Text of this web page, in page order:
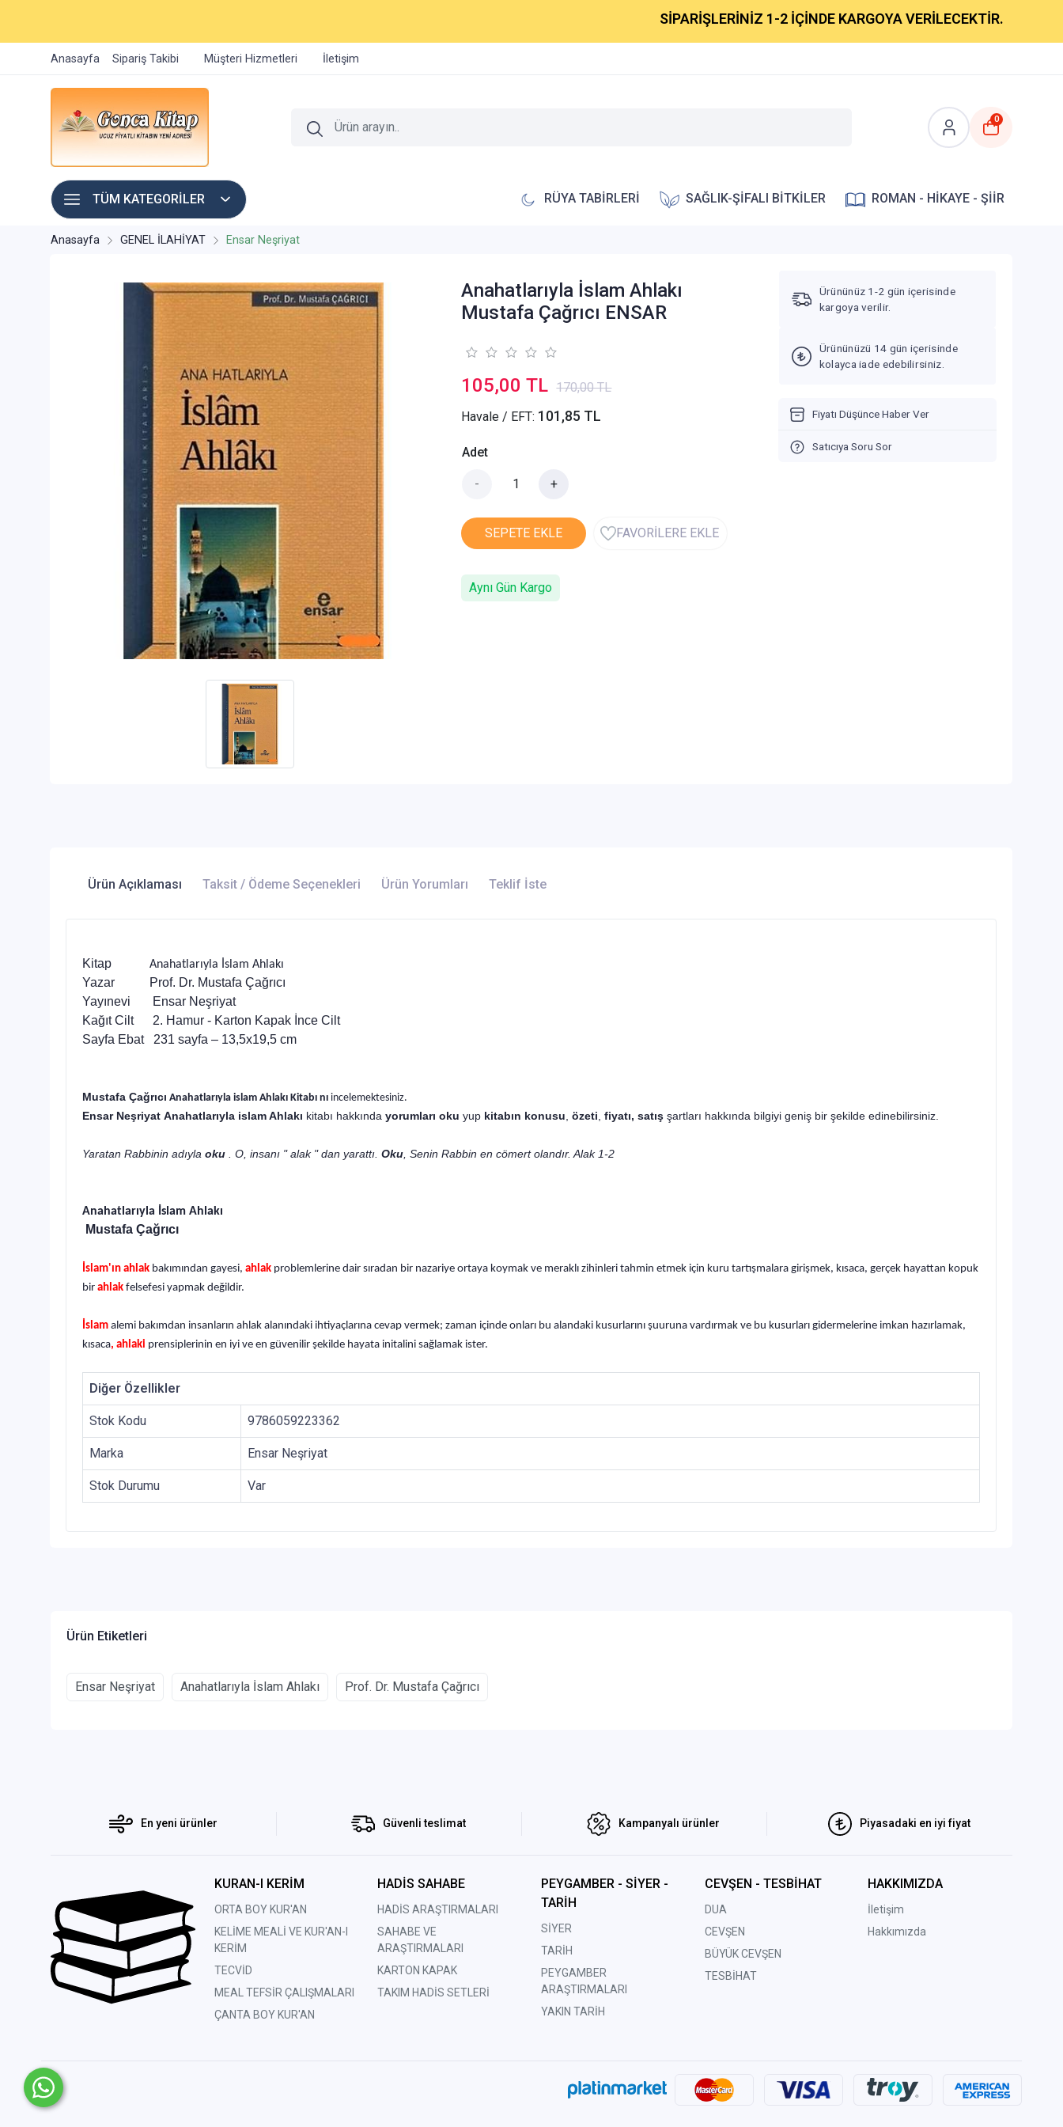
SİPARİŞLERİNİZ 1-2 İÇİNDE KARGOYA VERİLECEKTİR.
Anasayfa Sipariş Takibi Müşteri Hizmetleri İletişim
0
TÜM KATEGORİLER RÜYA TABİRLERİ SAĞLIK-ŞİFALI BİTKİLER ROMAN - HİKAYE - ŞİİR
Anasayfa GENEL İLAHİYAT Ensar Neşriyat
Anahatlarıyla İslam Ahlakı
Mustafa Çağrıcı ENSAR
105,00 TL 170,00 TL
Havale / EFT: 101,85 TL
Adet
- +
SEPETE EKLE FAVORİLERE EKLE
Aynı Gün Kargo
Ürününüz 1-2 gün içerisinde
kargoya verilir.
Ürününüzü 14 gün içerisinde
kolayca iade edebilirsiniz.
Fiyatı Düşünce Haber Ver
Satıcıya Soru Sor
Ürün Açıklaması Taksit / Ödeme Seçenekleri Ürün Yorumları Teklif İste
Kitap Anahatlarıyla İslam Ahlakı
Yazar Prof. Dr. Mustafa Çağrıcı
Yayınevi Ensar Neşriyat
Kağıt Cilt 2. Hamur - Karton Kapak İnce Cilt
Sayfa Ebat 231 sayfa – 13,5x19,5 cm
Mustafa Çağrıcı Anahatlarıyla islam Ahlakı Kitabı nı incelemektesiniz.
Ensar Neşriyat Anahatlarıyla islam Ahlakı kitabı hakkında yorumları oku yup kitabın konusu özeti fiyatı, satış şartları hakkında bilgiyi geniş bir şekilde edinebilirsiniz.
Yaratan Rabbinin adıyla oku . O, insanı " alak " dan yarattı. Oku , Senin Rabbin en cömert olandır. Alak 1-2
Anahatlarıyla İslam Ahlakı
Mustafa Çağrıcı
İslam'ın ahlak bakımından gayesi, ahlak problemlerine dair sıradan bir nazariye ortaya koymak ve meraklı zihinleri tahmin etmek için kuru tartışmalara girişmek, kısaca, gerçek hayattan kopuk
bir ahlak felsefesi yapmak değildir.
İslam alemi bakımdan insanların ahlak alanındaki ihtiyaçlarına cevap vermek; zaman içinde onları bu alandaki kusurlarını şuuruna vardırmak ve bu kusurları gidermelerine imkan hazırlamak,
kısaca, ahlaki prensiplerinin en iyi ve en güvenilir şekilde hayata initalini sağlamak ister.
Diğer Özellikler
Stok Kodu 9786059223362
Marka Ensar Neşriyat
Stok Durumu Var
Ürün Etiketleri
Ensar Neşriyat Anahatlarıyla İslam Ahlakı Prof. Dr. Mustafa Çağrıcı
En yeni ürünler Güvenli teslimat Kampanyalı ürünler Piyasadaki en iyi fiyat
KURAN-I KERİM
ORTA BOY KUR'AN
KELİME MEALİ VE KUR'AN-I
KERİM
TECVİD
MEAL TEFSİR ÇALIŞMALARI
ÇANTA BOY KUR'AN
HADİS SAHABE
HADİS ARAŞTIRMALARI
SAHABE VE
ARAŞTIRMALARI
KARTON KAPAK
TAKIM HADİS SETLERİ
PEYGAMBER - SİYER -
TARİH
SİYER
TARİH
PEYGAMBER
ARAŞTIRMALARI
YAKIN TARİH
CEVŞEN - TESBİHAT
DUA
CEVŞEN
BÜYÜK CEVŞEN
TESBİHAT
HAKKIMIZDA
İletişim
Hakkımızda